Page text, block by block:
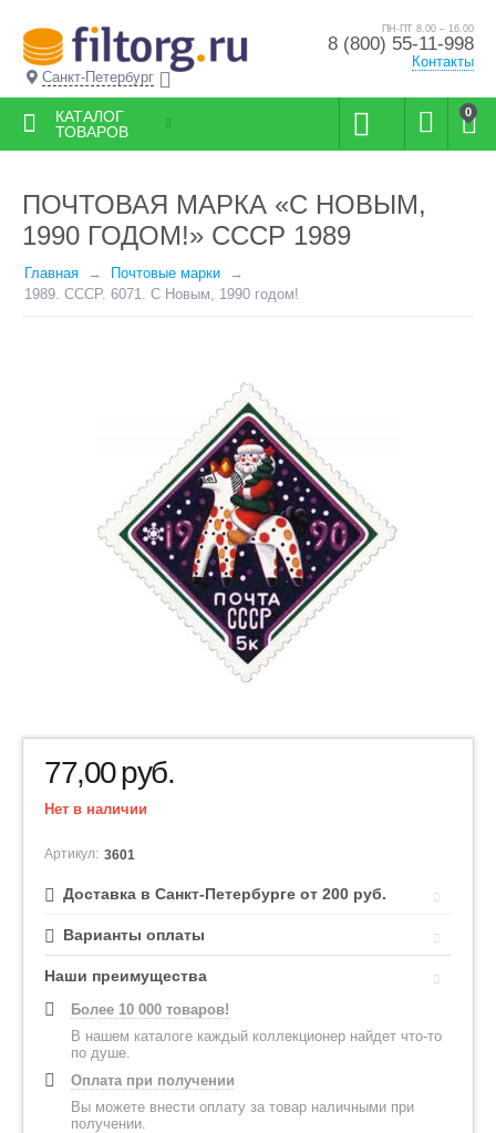
Санкт-Петербург
ПН-ПТ 8.00 – 16.00
8 (800) 55-11-998
Контакты
0
КАТАЛОГ
ТОВАРОВ
ПОЧТОВАЯ МАРКА «С НОВЫМ,
1990 ГОДОМ!» СССР 1989
Главная
Почтовые марки
1989. СССР. 6071. С Новым, 1990 годом!
77,00руб.
Нет в наличии
Артикул: 3601
Доставка в Санкт-Петербурге от 200 руб.
Варианты оплаты
Наши преимущества
Более 10 000 товаров!
В нашем каталоге каждый коллекционер найдет что-то
по душе.
Оплата при получении
Вы можете внести оплату за товар наличными при
получении.